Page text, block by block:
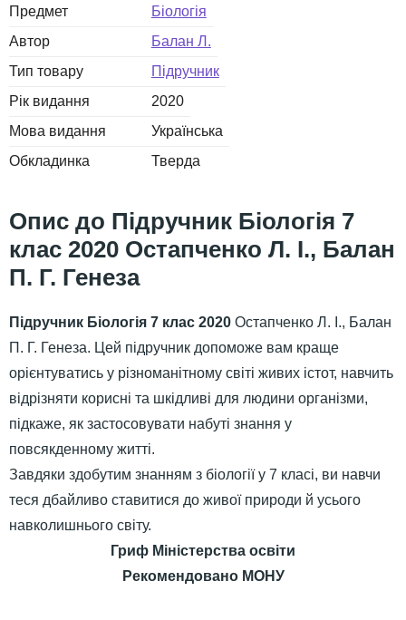
Предмет
Біологія
Автор
Балан Л.
Тип товару
Підручник
Рік видання
2020
Мова видання
Українська
Обкладинка
Тверда
Підручник Біологія 7
клас 2020 Остапченко Л. І., Балан
П. Г. Генеза
Підручник Біологія 7 клас 2020 Остапченко Л. І., Балан
П. Г. Генеза. Цей підручник допоможе вам краще
орієнтуватись у різноманітному світі живих істот, навчить
відрізняти корисні та шкідливі для людини організми,
підкаже, як застосовувати набуті знання у
повсякденному житті.
Завдяки здобутим знанням з біології у 7 класі, ви навчи
теся дбайливо ставитися до живої природи й усього
навколишнього світу.
Гриф Міністерства освіти
Рекомендовано МОНУ